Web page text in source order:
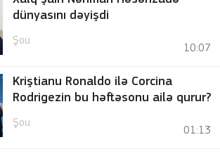
dünyasını dəyişdi
Şou
10:07
Kriştianu Ronaldo ilə Corcina
Rodrigezin bu həftəsonu ailə qurur?
Şou
01:13